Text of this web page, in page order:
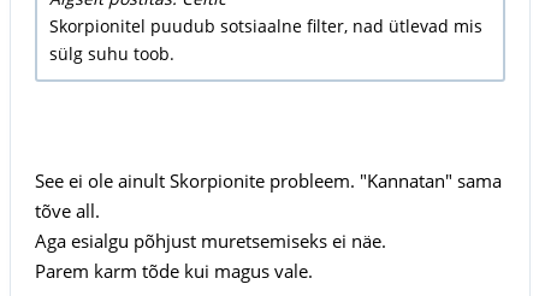
Skorpionitel puudub sotsiaalne filter, nad ütlevad mis
sülg suhu toob.
See ei ole ainult Skorpionite probleem. "Kannatan" sama
tõve all.
Aga esialgu põhjust muretsemiseks ei näe.
Parem karm tõde kui magus vale.